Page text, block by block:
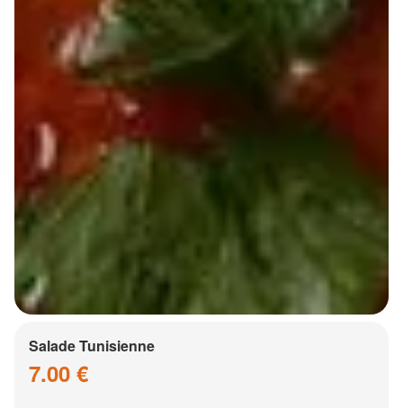
Salade Tunisienne
7.00 €